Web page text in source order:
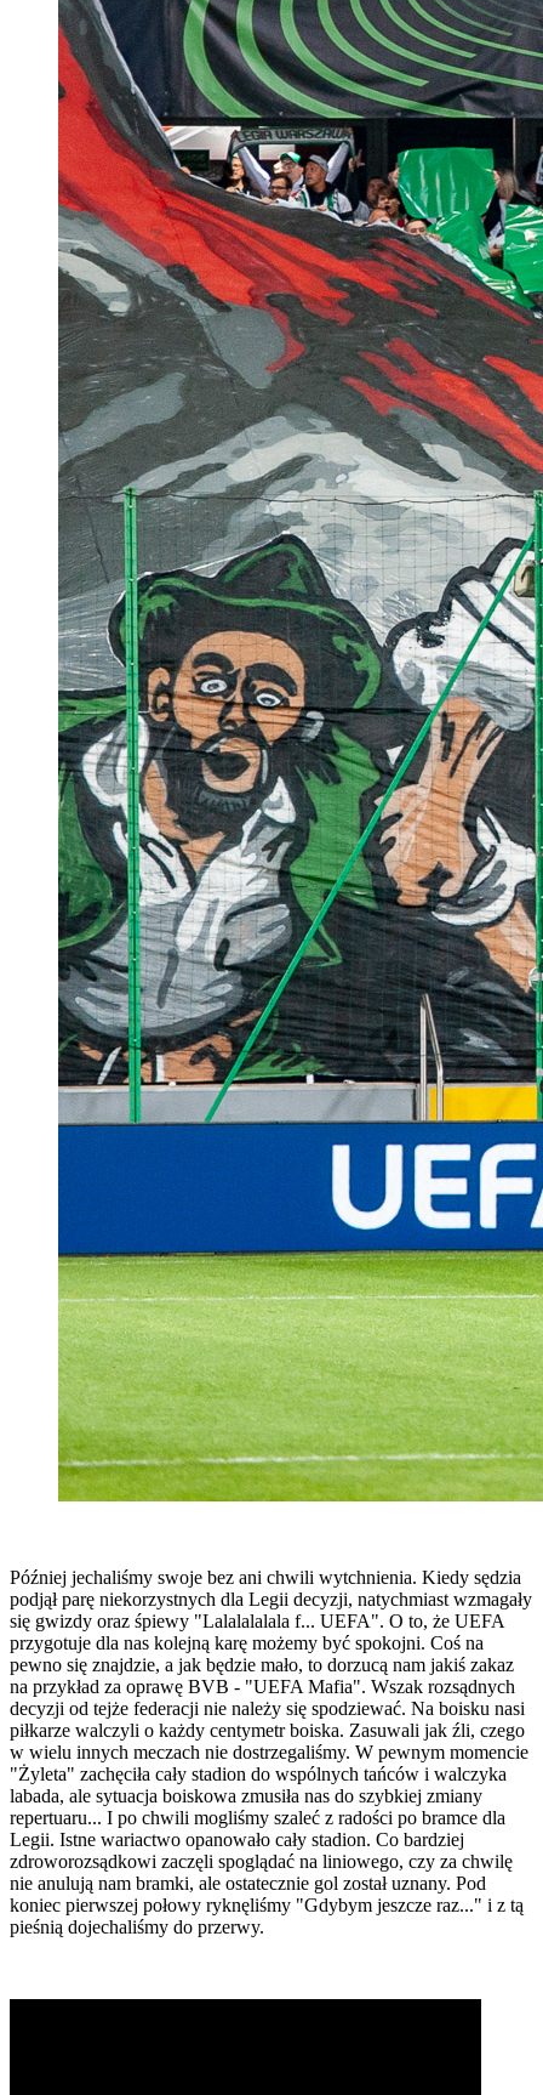
Później jechaliśmy swoje bez ani chwili wytchnienia. Kiedy sędzia
podjął parę niekorzystnych dla Legii decyzji, natychmiast wzmagały
się gwizdy oraz śpiewy "Lalalalalala f... UEFA". O to, że UEFA
przygotuje dla nas kolejną karę możemy być spokojni. Coś na
pewno się znajdzie, a jak będzie mało, to dorzucą nam jakiś zakaz
na przykład za oprawę BVB - "UEFA Mafia". Wszak rozsądnych
decyzji od tejże federacji nie należy się spodziewać. Na boisku nasi
piłkarze walczyli o każdy centymetr boiska. Zasuwali jak źli, czego
w wielu innych meczach nie dostrzegaliśmy. W pewnym momencie
"Żyleta" zachęciła cały stadion do wspólnych tańców i walczyka
labada, ale sytuacja boiskowa zmusiła nas do szybkiej zmiany
repertuaru... I po chwili mogliśmy szaleć z radości po bramce dla
Legii. Istne wariactwo opanowało cały stadion. Co bardziej
zdroworozsądkowi zaczęli spoglądać na liniowego, czy za chwilę
nie anulują nam bramki, ale ostatecznie gol został uznany. Pod
koniec pierwszej połowy ryknęliśmy "Gdybym jeszcze raz..." i z tą
pieśnią dojechaliśmy do przerwy.